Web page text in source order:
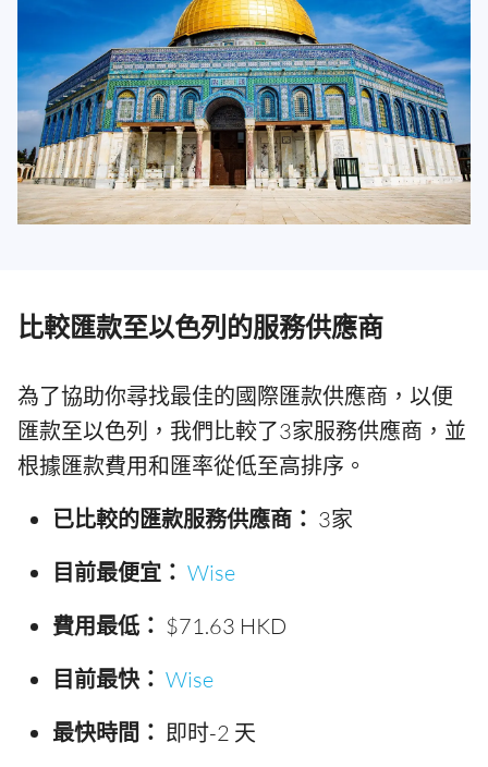
比較匯款至以色列的服務供應商
為了協助你尋找最佳的國際匯款供應商，以便
匯款至以色列，我們比較了3家服務供應商，並
根據匯款費用和匯率從低至高排序。
已比較的匯款服務供應商： 3家
目前最便宜： Wise
費用最低： $71.63 HKD
目前最快： Wise
最快時間： 即时-2 天